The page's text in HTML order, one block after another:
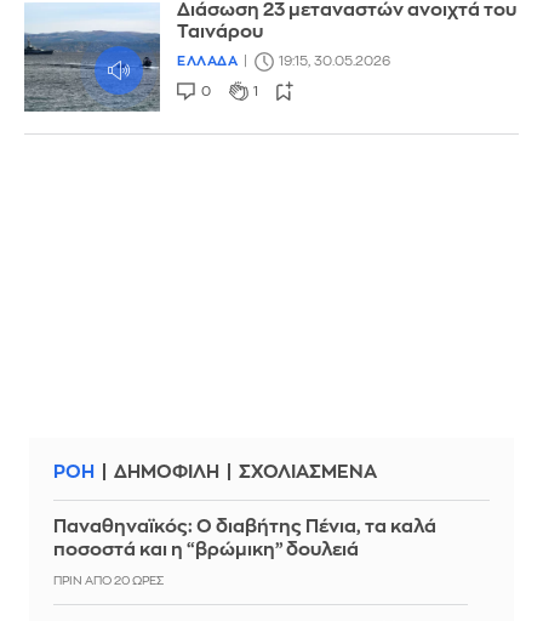
Διάσωση 23 μεταναστών ανοιχτά του
Ταινάρου
ΕΛΛΑΔΑ 19:15, 30.05.2026
0 1
ΡΟΗ ΔΗΜΟΦΙΛΗ ΣΧΟΛΙΑΣΜΕΝΑ
Παναθηναϊκός: Ο διαβήτης Πένια, τα καλά
ποσοστά και η “βρώμικη” δουλειά
ΠΡΙΝ ΑΠΌ 20 ΏΡΕΣ